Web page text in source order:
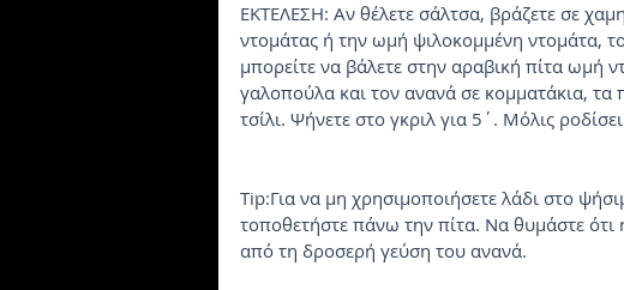
EKTEΛEΣH: Aν θέλετε σάλτσα, βράζετε σε
ντομάτας ή την ωμή ψιλοκομμένη ντομάτα,
μπορείτε να βάλετε στην αραβική πίτα ωμή
γαλοπούλα και τον ανανά σε κομματάκια, τα
τσίλι. Ψήνετε στο γκριλ για 5΄. Mόλις
Tip:Για να μη χρησιμοποιήσετε λάδι στο
τοποθετήστε πάνω την πίτα. Nα θυμάστε ότι
από τη δροσερή γεύση του ανανά.